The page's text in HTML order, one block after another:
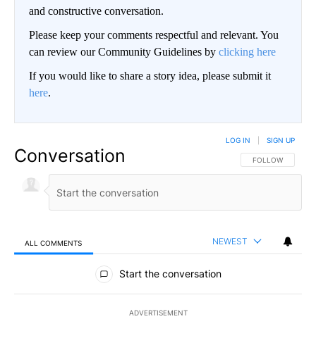
and constructive conversation.
Please keep your comments respectful and relevant. You
can review our Community Guidelines by clicking here
If you would like to share a story idea, please submit it
here.
Conversation FOLLOW THIS
FOLLOW
LOG IN SIGN UP
ALL COMMENTS NEWEST
All Comments
Start the conversation
ADVERTISEMENT